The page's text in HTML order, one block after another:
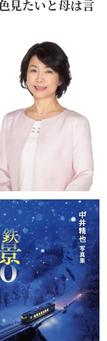
見たいと母は言